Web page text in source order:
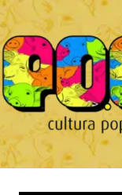
Ir
para
o
conteúdo